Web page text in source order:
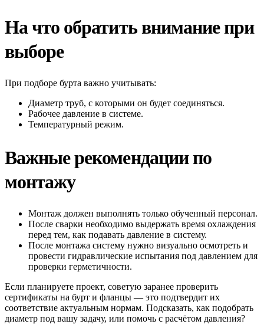
На что обратить внимание при
выборе
При подборе бурта важно учитывать:
Диаметр труб, с которыми он будет соединяться.
Рабочее давление в системе.
Температурный режим.
Важные рекомендации по
монтажу
Монтаж должен выполнять только обученный персонал.
После сварки необходимо выдержать время охлаждения
перед тем, как подавать давление в систему.
После монтажа систему нужно визуально осмотреть и
провести гидравлические испытания под давлением для
проверки герметичности.
Если планируете проект, советую заранее проверить
сертификаты на бурт и фланцы — это подтвердит их
соответствие актуальным нормам. Подсказать, как подобрать
диаметр под вашу задачу, или помочь с расчётом давления?